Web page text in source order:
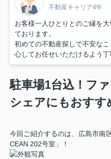
不動産キャリア4年
お客様一人ひとりとのご縁を
ております。
初めての不動産探しで不安な
心してお任せいただけるよう丁
駐車場1台込 ！フ
シェアにもおすす
今回ご紹介するのは、広島市南
CEAN 202号室」！